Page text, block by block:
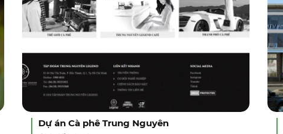
Dự án Cà phê Trung Nguyên